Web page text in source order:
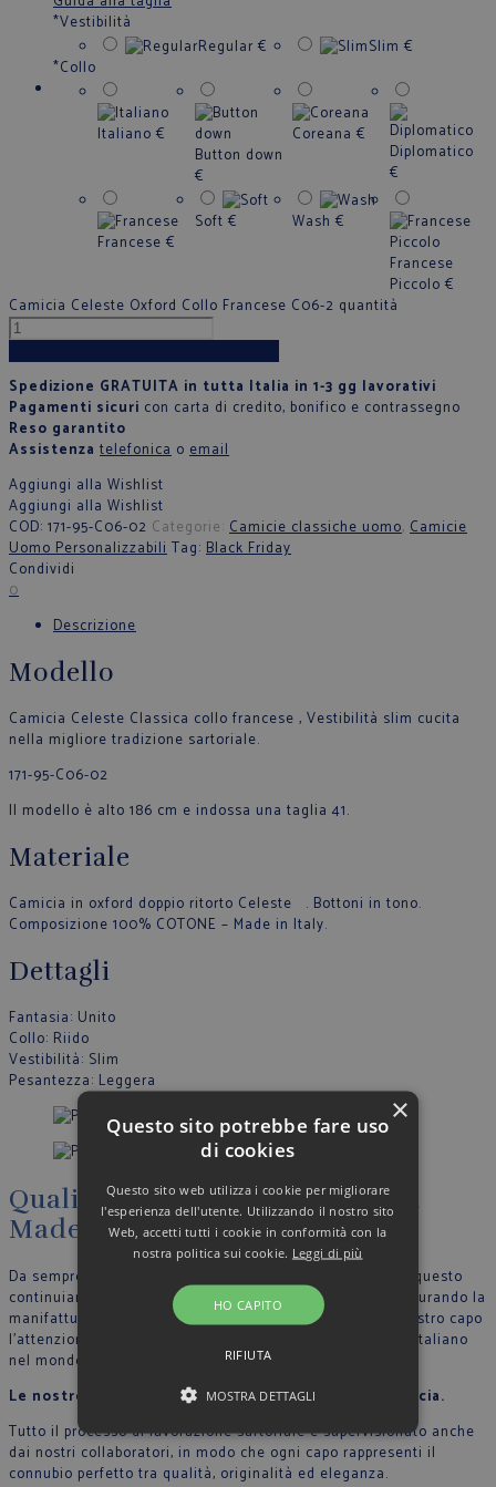
*Vestibilità
Regular € Slim €
*Collo
Italiano €
Button down
€
Coreana €
Diplomatico
€
Francese €
Soft € Wash €
Francese
Piccolo €
Camicia Celeste Oxford Collo Francese C06-2 quantità
Spedizione GRATUITA in tutta Italia in 1-3 gg lavorativi
Pagamenti sicuri con carta di credito, bonifico e contrassegno
Reso garantito
Assistenza telefonica o email
Aggiungi alla Wishlist
Aggiungi alla Wishlist
COD: 171-95-C06-02 Categorie: Camicie classiche uomo, Camicie
Uomo PersonalizzabiliTag: Black Friday
Condividi
0
Descrizione
Modello
Camicia Celeste Classica collo francese , Vestibilità slim cucita
nella migliore tradizione sartoriale.
171-95-C06-02
Il modello è alto 186 cm e indossa una taglia 41.
Materiale
Camicia in oxford doppio ritorto Celeste . Bottoni in tono.
Composizione 100% COTONE – Made in Italy.
Dettagli
Fantasia: Unito
Collo: Riido
Vestibilità: Slim
Pesantezza: Leggera
Qualità, artigianalità, eleganza
Made in Italy
Da sempre crediamo nella filosofia del Made in Italy, per questo
continuiamo a produrre nel nostro stabilimento in Italia, curando la
manifattura tutte le fase di lavoro e riportando in ogni nostro capo
l’attenzione per il dettaglio che contraddistingue lo stile Italiano
nel mondo.
Le nostre sarte cuciono con mani esperte ogni camicia.
Tutto il processo di lavorazione sartoriale è supervisionato anche
dai nostri collaboratori, in modo che ogni capo rappresenti il
connubio perfetto tra qualità, originalità ed eleganza.
×
Questo sito potrebbe fare uso
di cookies
Questo sito web utilizza i cookie per migliorare
l'esperienza dell'utente. Utilizzando il nostro sito
Web, accetti tutti i cookie in conformità con la
nostra politica sui cookie. Leggi di più
HO CAPITO
RIFIUTA
MOSTRA DETTAGLI